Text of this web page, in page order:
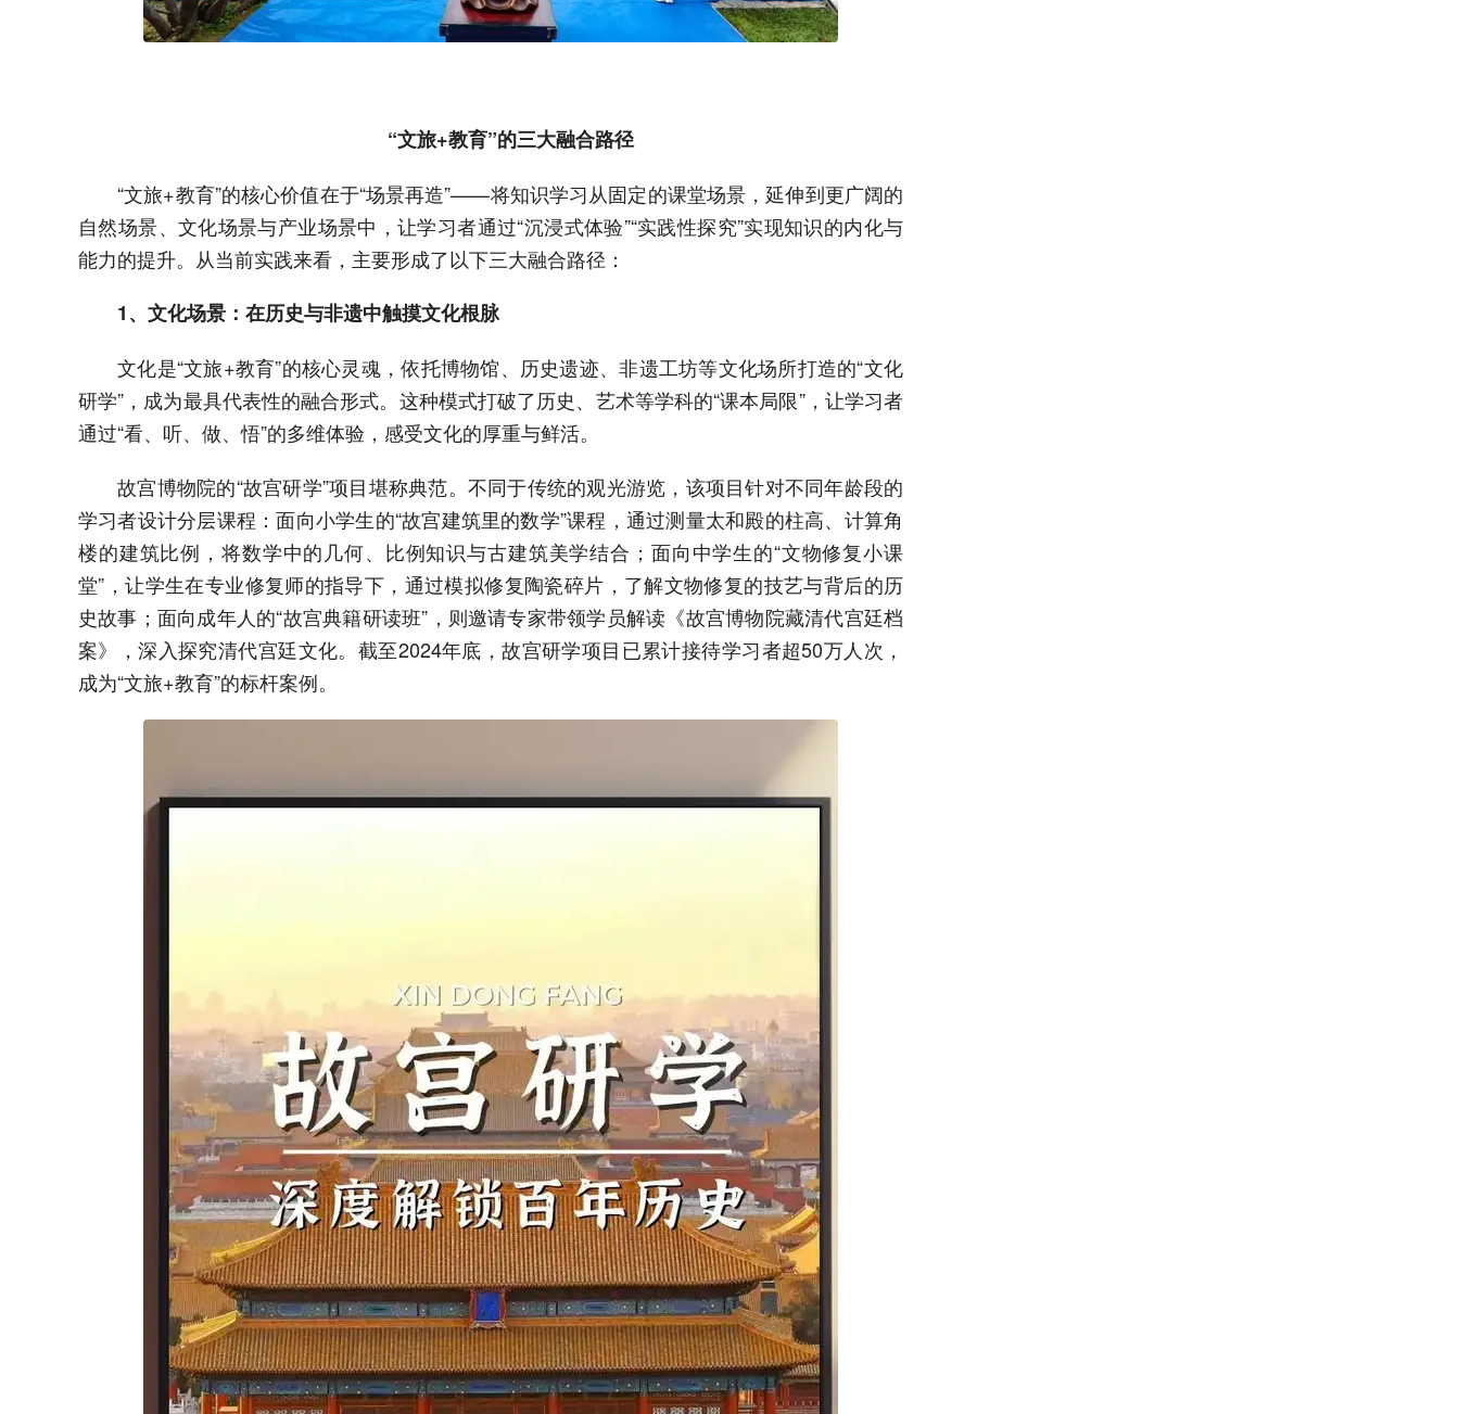
“文旅+教育”的三大融合路径
“文旅+教育”的核心价值在于“场景再造”——将知识学习从固定的课堂场景，延伸到更广阔的
自然场景、文化场景与产业场景中，让学习者通过“沉浸式体验”“实践性探究”实现知识的内化与
能力的提升。从当前实践来看，主要形成了以下三大融合路径：
1、文化场景：在历史与非遗中触摸文化根脉
文化是“文旅+教育”的核心灵魂，依托博物馆、历史遗迹、非遗工坊等文化场所打造的“文化
研学”，成为最具代表性的融合形式。这种模式打破了历史、艺术等学科的“课本局限”，让学习者
通过“看、听、做、悟”的多维体验，感受文化的厚重与鲜活。
故宫博物院的“故宫研学”项目堪称典范。不同于传统的观光游览，该项目针对不同年龄段的
学习者设计分层课程：面向小学生的“故宫建筑里的数学”课程，通过测量太和殿的柱高、计算角
楼的建筑比例，将数学中的几何、比例知识与古建筑美学结合；面向中学生的“文物修复小课
堂”，让学生在专业修复师的指导下，通过模拟修复陶瓷碎片，了解文物修复的技艺与背后的历
史故事；面向成年人的“故宫典籍研读班”，则邀请专家带领学员解读《故宫博物院藏清代宫廷档
案》，深入探究清代宫廷文化。截至2024年底，故宫研学项目已累计接待学习者超50万人次，
成为“文旅+教育”的标杆案例。